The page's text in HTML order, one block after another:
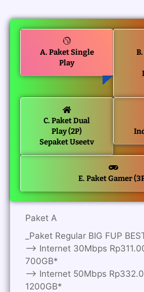
A. Paket Single
Play
C. Paket Dual
Play (2P)
Sepaket Useetv
E. Paket Gamer
Paket A
_Paket Regular BIG FUP
—> Internet 30Mbps
700GB*
—> Internet 50Mbps
1200GB*